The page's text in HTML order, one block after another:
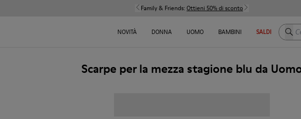
Family & Friends: Ottieni 50% di sconto
NOVITÀ DONNA UOMO BAMBINI SALDI
Scarpe per la mezza stagione blu da